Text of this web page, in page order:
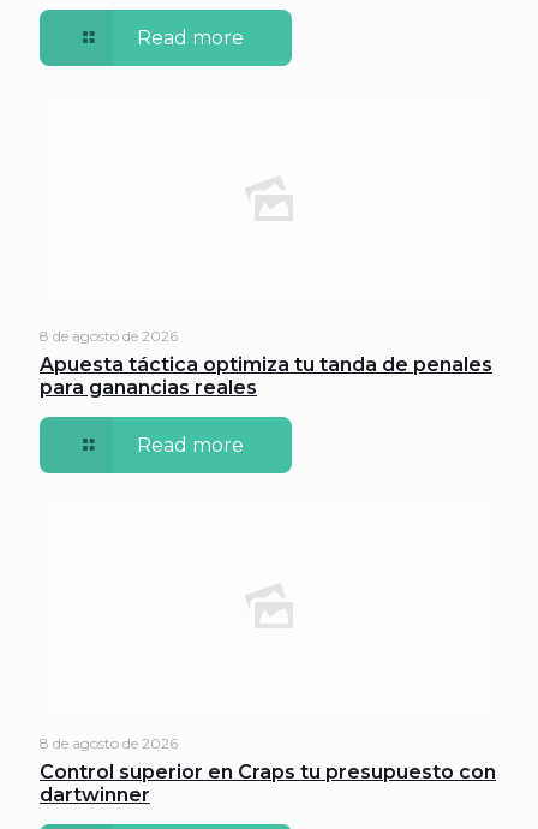
Read more
8 de agosto de 2026
Apuesta táctica optimiza tu tanda de penales
para ganancias reales
Read more
8 de agosto de 2026
Control superior en Craps tu presupuesto con
dartwinner